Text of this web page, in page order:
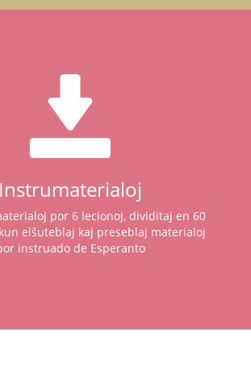
Instrumaterialoj
por 6 lecionoj, dividitaj en 60
elŝuteblaj kaj preseblaj materialoj
instruado de Esperanto